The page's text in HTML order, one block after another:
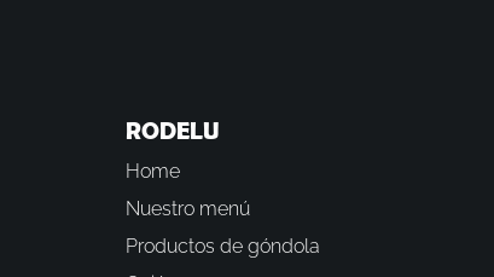
RODELU
Home
Nuestro menú
Productos de góndola